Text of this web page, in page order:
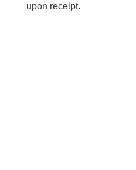
upon receipt.